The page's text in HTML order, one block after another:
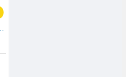
подкладка плюш двойной